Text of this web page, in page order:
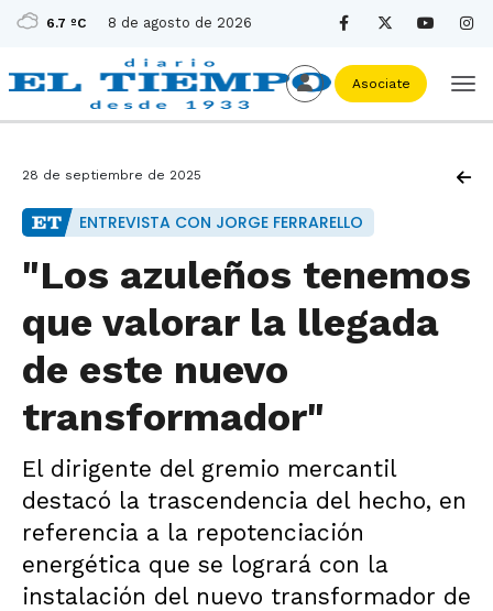
6.7 ºC 8 de agosto de 2026
Asociate
28 de septiembre de 2025
ENTREVISTA CON JORGE FERRARELLO
"Los azuleños tenemos
que valorar la llegada
de este nuevo
transformador"
El dirigente del gremio mercantil
destacó la trascendencia del hecho, en
referencia a la repotenciación
energética que se logrará con la
instalación del nuevo transformador de